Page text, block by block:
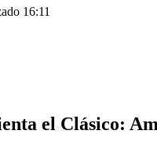
16:11
el Clásico: